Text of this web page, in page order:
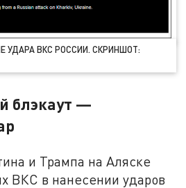
УДАРА ВКС РОССИИ. СКРИНШОТ:
блэкаут —
и Трампа на Аляске
ВКС в нанесении ударов